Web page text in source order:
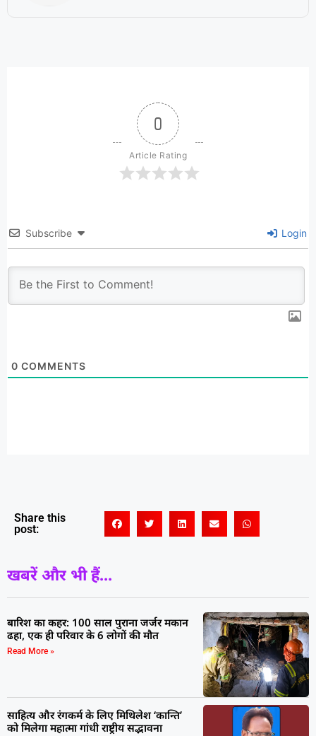
0
Article Rating
Subscribe Login
0 COMMENTS
Share this
post:
खबरें और भी हैं...
बारिश का कहर: 100 साल पुराना जर्जर मकान
ढहा, एक ही परिवार के 6 लोगों की मौत
Read More »
साहित्य और रंगकर्म के लिए मिथिलेश ‘कान्ति’
को मिलेगा महात्मा गांधी राष्ट्रीय सद्भावना